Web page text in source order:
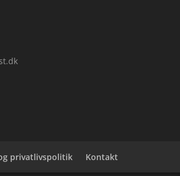
privatlivspolitik Kontakt